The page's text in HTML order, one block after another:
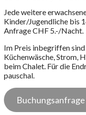
Jede weitere
Kinder/Jugendliche bis
Anfrage CHF 5.-/Nacht.
Im Preis inbegriffen
Küchenwäsche, Strom,
beim Chalet. Für die
pauschal.
Buchungsanfrage